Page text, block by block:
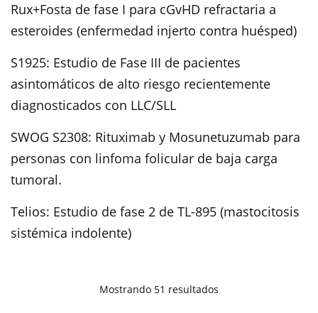
Rux+Fosta de fase I para cGvHD refractaria a
esteroides (enfermedad injerto contra huésped)
S1925: Estudio de Fase III de pacientes
asintomáticos de alto riesgo recientemente
diagnosticados con LLC/SLL
SWOG S2308: Rituximab y Mosunetuzumab para
personas con linfoma folicular de baja carga
tumoral.
Telios: Estudio de fase 2 de TL-895 (mastocitosis
sistémica indolente)
Mostrando 51 resultados